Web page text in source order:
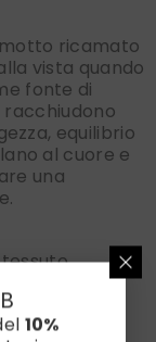
ricamato
vista quando
fonte di
racchiudono
equilibrio
al cuore e
una
risalente al
10%